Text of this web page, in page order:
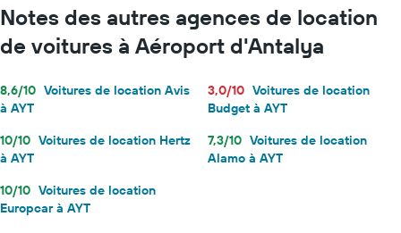
Notes des autres agences de location
de voitures à Aéroport d'Antalya
8,6/10 Voitures de location Avis
à AYT
3,0/10 Voitures de location
Budget à AYT
10/10 Voitures de location Hertz
à AYT
7,3/10 Voitures de location
Alamo à AYT
10/10 Voitures de location
Europcar à AYT